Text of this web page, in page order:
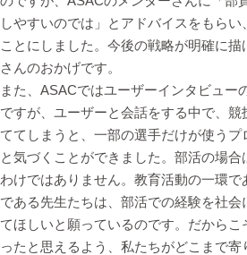
しやすいのでは」とアドバイスをもら
ことにしました。今後の戦略が明確に
さんのおかげです。
また、ASACではユーザーインタビュー
ですが、ユーザーと会話をする中で、競
ててしまうと、一部の選手だけが使うプ
と気づくことができました。部活の場
わけではありません。教育活動の一環
である先生たちは、部活での経験を社会
てほしいと願っているのです。だから
ったと思えるよう、私たちがどこまで